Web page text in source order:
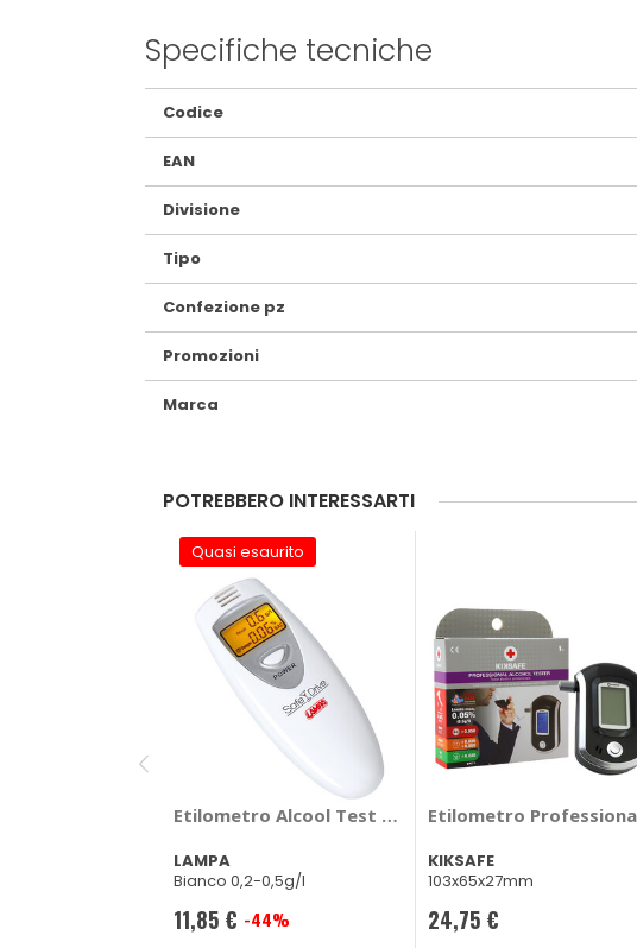
Specifiche tecniche
Maggiori
Informazioni
Codice
EAN
Divisione
Tipo
Confezione pz
Promozioni
Marca
POTREBBERO INTERESSARTI
Quasi esaurito
Etilometro Alcool Test Professionale - LAMPA
LAMPA
Bianco 0,2-0,5g/l
Prezzo
11,85 € -44%
Etilometro
KIKSAFE
103x65x27mm
24,75 €